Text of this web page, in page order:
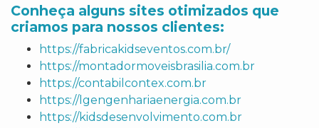
Conheça alguns sites otimizados que
criamos para nossos clientes:
https://fabricakidseventos.com.br/
https://montadormoveisbrasilia.com.br
https://contabilcontex.com.br
https://lgengenhariaenergia.com.br
https://kidsdesenvolvimento.com.br